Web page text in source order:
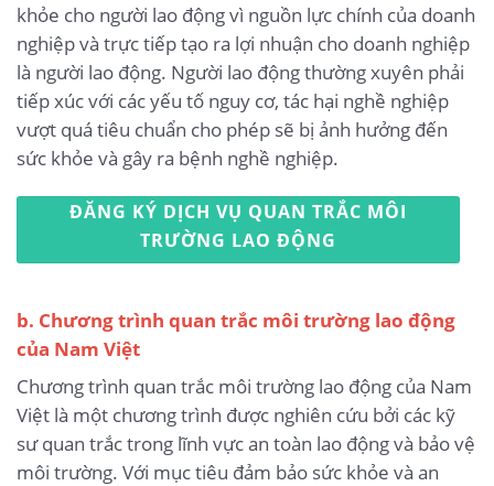
khỏe cho người lao động vì nguồn lực chính của doanh
nghiệp và trực tiếp tạo ra lợi nhuận cho doanh nghiệp
là người lao động. Người lao động thường xuyên phải
tiếp xúc với các yếu tố nguy cơ, tác hại nghề nghiệp
vượt quá tiêu chuẩn cho phép sẽ bị ảnh hưởng đến
sức khỏe và gây ra bệnh nghề nghiệp.
ĐĂNG KÝ DỊCH VỤ QUAN TRẮC MÔI
TRƯỜNG LAO ĐỘNG
b. Chương trình quan trắc môi trường lao động
của Nam Việt
Chương trình quan trắc môi trường lao động của Nam
Việt là một chương trình được nghiên cứu bởi các kỹ
sư quan trắc trong lĩnh vực an toàn lao động và bảo vệ
môi trường. Với mục tiêu đảm bảo sức khỏe và an